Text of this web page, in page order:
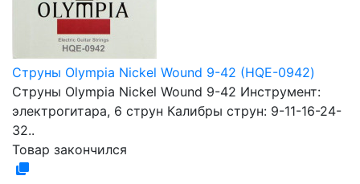
Струны Olympia Nickel Wound 9-42 (HQЕ-0942)
Струны Olympia Nickel Wound 9-42 Инструмент:
электрогитара, 6 струн Калибры струн: 9-11-16-24-
32..
Товар закончился